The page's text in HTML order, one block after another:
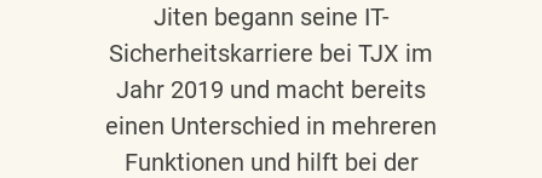
Jiten begann seine IT-
Sicherheitskarriere bei TJX im
Jahr 2019 und macht bereits
einen Unterschied in mehreren
Funktionen und hilft bei der